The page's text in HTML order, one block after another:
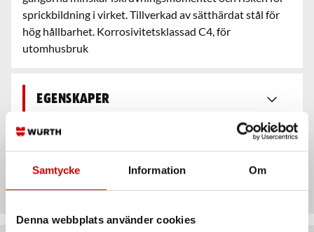
Samtycke Information Om
Denna webbplats använder cookies
sprickbildning i virket. Tillverkad av sätthärdat stål för
hög hållbarhet. Korrosivitetsklassad C4, för
utomhusbruk
Egenskaper
Säkerhetsdatablad &
bruksanvisningar